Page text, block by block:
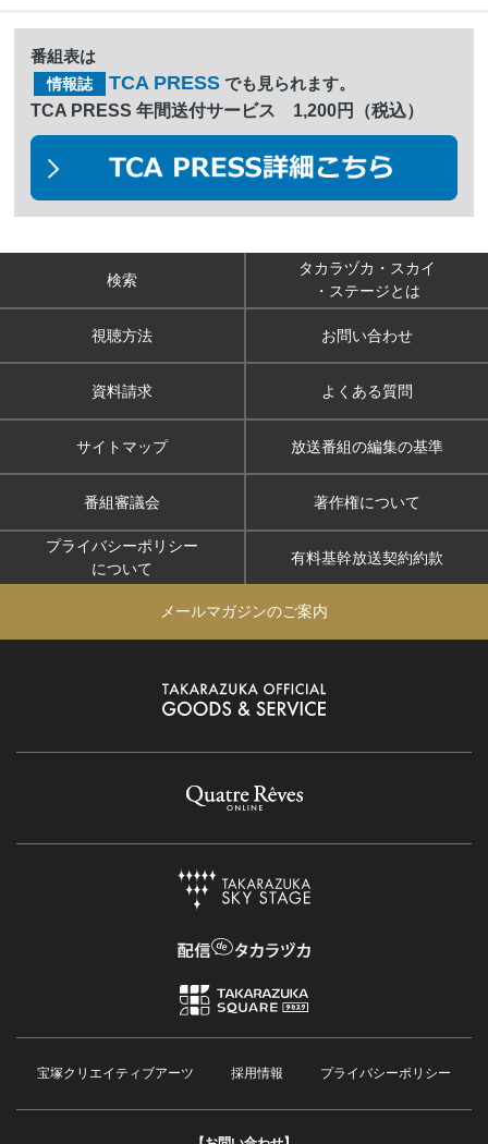
番組表は
情報誌 TCA PRESS でも見られます。
TCA PRESS 年間送付サービス 1,200円（税込）
検索
タカラヅカ・スカイ
・ステージとは
視聴方法 お問い合わせ
資料請求 よくある質問
サイトマップ 放送番組の編集の基準
番組審議会 著作権について
プライバシーポリシー
について
有料基幹放送契約約款
メールマガジンのご案内
宝塚クリエイティブアーツ 採用情報 プライバシーポリシー